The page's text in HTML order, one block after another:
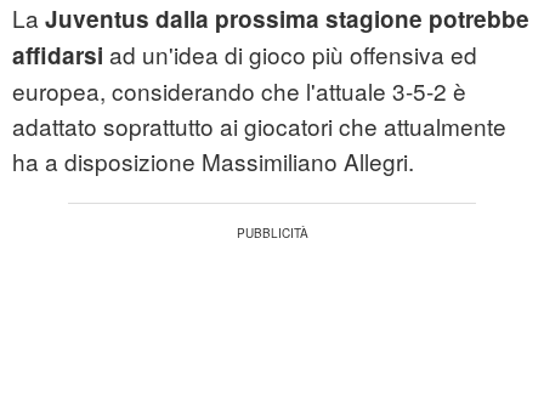
La Juventus dalla prossima stagione potrebbe
affidarsi ad un'idea di gioco più offensiva ed
europea, considerando che l'attuale 3-5-2 è
adattato soprattutto ai giocatori che attualmente
ha a disposizione Massimiliano Allegri.